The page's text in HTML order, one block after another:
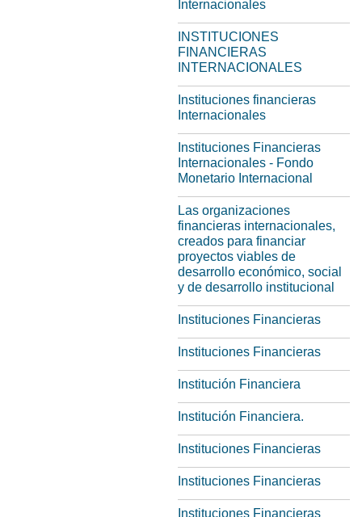
Internacionales
INSTITUCIONES
FINANCIERAS
INTERNACIONALES
Instituciones financieras
Internacionales
Instituciones Financieras
Internacionales - Fondo
Monetario Internacional
Las organizaciones
financieras internacionales,
creados para financiar
proyectos viables de
desarrollo económico, social
y de desarrollo institucional
Instituciones Financieras
Instituciones Financieras
Institución Financiera
Institución Financiera.
Instituciones Financieras
Instituciones Financieras
Instituciones Financieras